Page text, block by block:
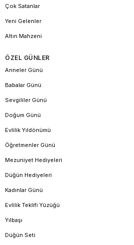
Çok Satanlar
Yeni Gelenler
Altın Mahzeni
ÖZEL GÜNLER
Anneler Günü
Babalar Günü
Sevgililer Günü
Doğum Günü
Evlilik Yıldönümü
Öğretmenler Günü
Mezuniyet Hediyeleri
Düğün Hediyeleri
Kadınlar Günü
Evlilik Teklifi Yüzüğü
Yılbaşı
Düğün Seti